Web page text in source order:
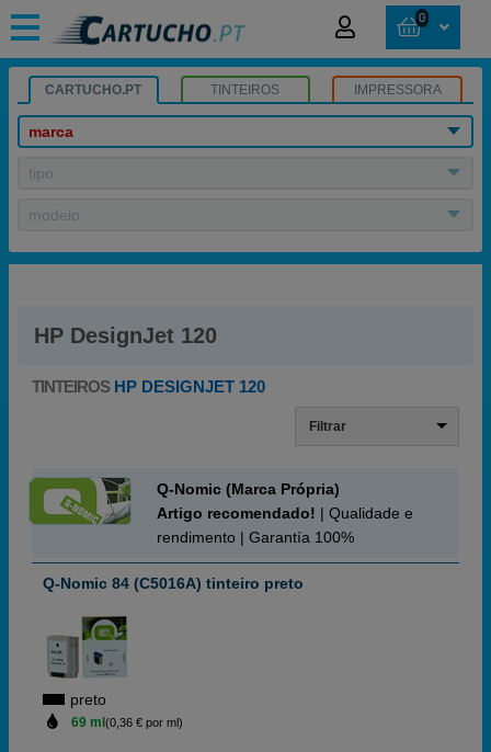
0
CARTUCHO.PT TINTEIROS IMPRESSORA
marca
tipo
modelo
HP DesignJet 120
TINTEIROS HP DESIGNJET 120
Filtrar
Q-Nomic (Marca Própria)
Artigo recomendado! | Qualidade e
rendimento | Garantía 100%
Q-Nomic 84 (C5016A) tinteiro preto
preto
69 ml (0,36 € por ml)